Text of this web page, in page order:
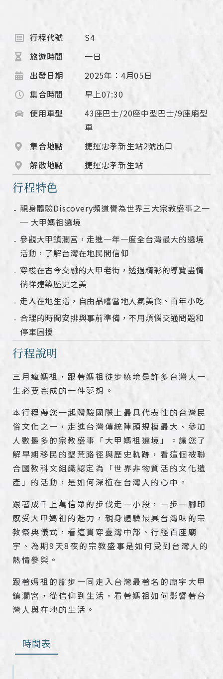
行程代號
S4
旅遊時間
一日
出發日期
2025年：4月05日
集合時間
早上07:30
使用車型
43座巴士/20座中型巴士/9座廂型
車
集合地點
捷運忠孝新生站2號出口
解散地點
捷運忠孝新生站
行程特色
親身體驗Discovery頻道譽為世界三大宗教盛事之一
─ 大甲媽祖遶境
參觀大甲鎮瀾宮，走進一年一度全台灣最大的遶境
活動，了解台灣在地民間信仰
穿梭在古今交融的大甲老街，透過精彩的導覽盡情
徜徉建築歷史之美
走入在地生活，自由品嚐當地人氣美食、百年小吃
合理的時間安排與事前準備，不用煩惱交通問題和
停車困擾
行程說明
三月瘋媽祖，跟著媽祖徒步繞境是許多台灣人一
生必要完成的一件夢想。
本行程帶您一起體驗國際上最具代表性的台灣民
俗文化之一，走進台灣傳統陣頭規模最大、參加
人數最多的宗教盛事「大甲媽祖遶境」。讓您了
解早期移民的墾荒路徑與歷史軌跡，看這個被聯
合國教科文組織認定為「世界非物質活的文化遺
產」的活動，是如何深植在台灣人的心中。
跟著成千上萬信眾的步伐走一小段，一步一腳印
感受大甲媽祖的魅力，親身體驗最具台灣味的宗
教祭典儀式，看這貫穿臺灣中部、行經百座廟
宇、為期9天8夜的宗教盛事是如何受到台灣人的
熱情參與。
跟著媽祖的腳步一同走入台灣最著名的廟宇大甲
鎮瀾宮，從信仰到生活，看著媽祖如何影響著台
灣人與在地的生活。
時間表